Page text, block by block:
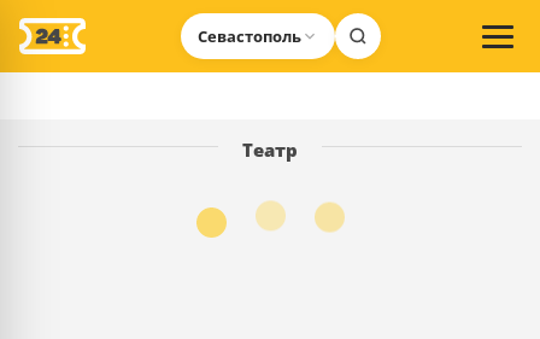
Севастополь
Театр